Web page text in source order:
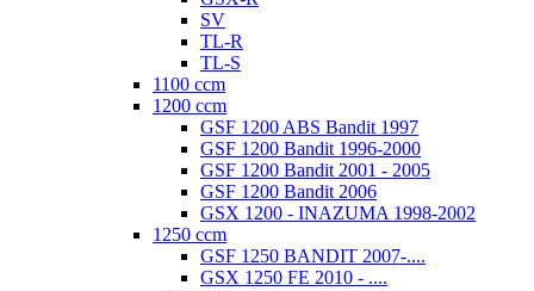
SV
TL-R
TL-S
1100 ccm
1200 ccm
GSF 1200 ABS Bandit 1997
GSF 1200 Bandit 1996-2000
GSF 1200 Bandit 2001 - 2005
GSF 1200 Bandit 2006
GSX 1200 - INAZUMA 1998-2002
1250 ccm
GSF 1250 BANDIT 2007-....
GSX 1250 FE 2010 - ....